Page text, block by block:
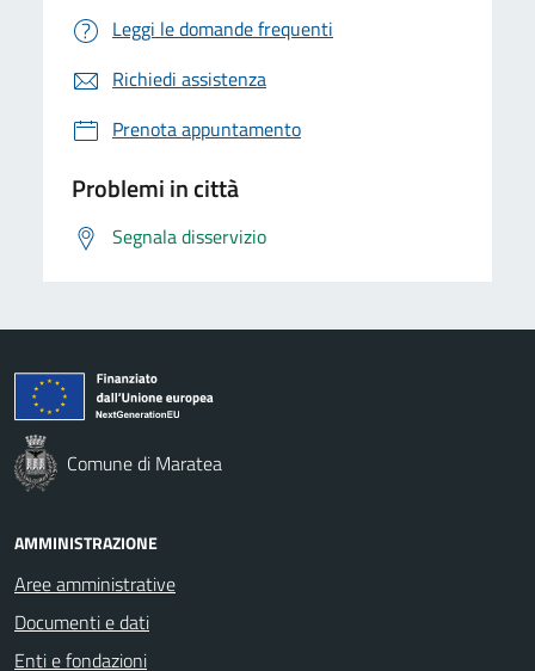
Leggi le domande frequenti
Richiedi assistenza
Prenota appuntamento
Problemi in città
Segnala disservizio
Comune di Maratea
AMMINISTRAZIONE
Aree amministrative
Documenti e dati
Enti e fondazioni